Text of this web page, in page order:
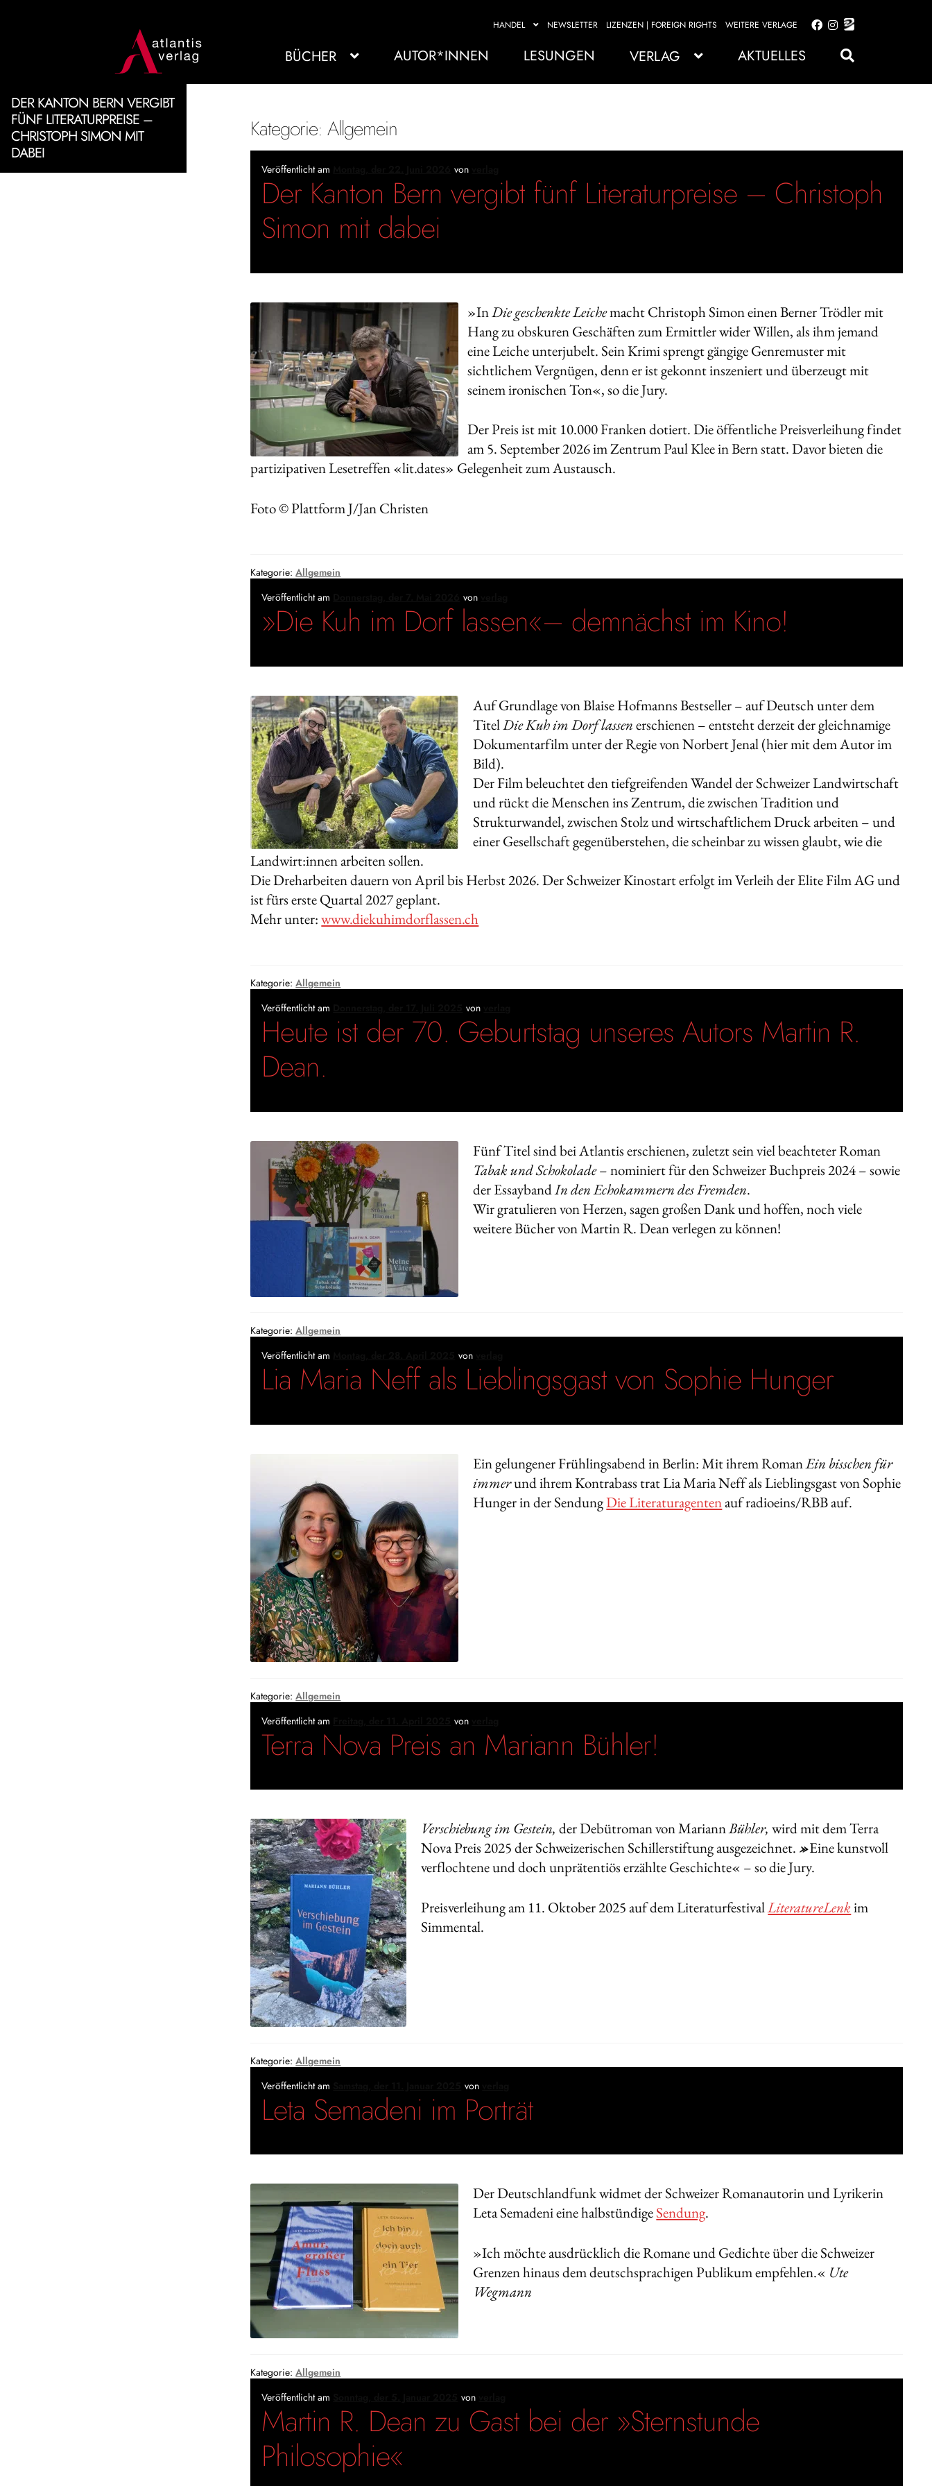
HANDEL NEWSLETTER LIZENZEN | FOREIGN RIGHTS WEITERE VERLAGE
Zur
springen
Zum
springen
BÜCHER AUTOR*INNEN LESUNGEN VERLAG AKTUELLES
DER KANTON BERN VERGIBT
FÜNF LITERATURPREISE –
CHRISTOPH SIMON MIT
DABEI
Kategorie:Allgemein
Veröffentlicht am von
Der Kanton Bern vergibt fünf Literaturpreise – Christoph
Simon mit dabei
»InDie geschenkte Leichemacht Christoph Simon einen Berner Trödler mit
Hang zu obskuren Geschäften zum Ermittler wider Willen, als ihm jemand
eine Leiche unterjubelt. Sein Krimi sprengt gängige Genremuster mit
sichtlichem Vergnügen, denn er ist gekonnt inszeniert und überzeugt mit
seinem ironischen Ton«, so die Jury.
Der Preis ist mit 10.000 Franken dotiert. Die öffentliche Preisverleihung findet
am 5. September 2026 im Zentrum Paul Klee in Bern statt. Davor bieten die
partizipativen Lesetreffen «lit.dates» Gelegenheit zum Austausch.
Foto © Plattform J/Jan Christen
Kategorie:Allgemein
Veröffentlicht am
von
»Die Kuh im Dorf lassen«– demnächst im Kino!
Auf Grundlage von Blaise Hofmanns Bestseller – auf Deutsch unter dem
TitelDie Kuh im Dorf lassenerschienen – entsteht derzeit der gleichnamige
Dokumentarfilm unter der Regie vonNorbert Jenal(hier mit dem Autor im
Bild).
Der Film beleuchtet den tiefgreifenden Wandel der Schweizer Landwirtschaft
und rückt die Menschen ins Zentrum, die zwischen Tradition und
Strukturwandel, zwischen Stolz und wirtschaftlichem Druck arbeiten – und
einer Gesellschaft gegenüberstehen, die scheinbar zu wissen glaubt, wie die
Landwirt:innen arbeiten sollen.
Die Dreharbeiten dauern von April bis Herbst 2026. Der Schweizer Kinostart erfolgt im Verleih der Elite Film AG und
ist fürs erste Quartal 2027 geplant.
Mehr unter:www.diekuhimdorflassen.ch
Kategorie:Allgemein
Veröffentlicht am
von
Heute ist der 70. Geburtstag unseres Autors Martin R.
Dean.
Fünf Titel sind bei Atlantis erschienen, zuletzt sein viel beachteter Roman
Tabak und Schokolade– nominiert für den Schweizer Buchpreis 2024 – sowie
der EssaybandIn den Echokammern des Fremden.
Wir gratulieren von Herzen, sagen großen Dank und hoffen, noch viele
weitere Bücher von Martin R. Dean verlegen zu können!
Kategorie:Allgemein
Veröffentlicht am
von
Lia Maria Neff als Lieblingsgast von Sophie Hunger
Ein gelungener Frühlingsabend in Berlin: Mit ihrem RomanEin bisschen für
immerund ihrem Kontrabass trat Lia Maria Neff als Lieblingsgast von Sophie
Hunger in der SendungDie Literaturagentenauf radioeins/RBB auf.
Kategorie:Allgemein
Veröffentlicht am
von
Terra Nova Preis an Mariann Bühler!
Verschiebung im Gestein, der Debütroman von MariannBühler,wird mit dem Terra
Nova Preis 2025 der Schweizerischen Schillerstiftung ausgezeichnet. »Eine kunstvoll
verflochtene und doch unprätentiös erzählte Geschichte« – so die Jury.
Preisverleihung am 11. Oktober 2025 auf dem LiteraturfestivalLiteratureLenkim
Simmental.
Kategorie:Allgemein
Veröffentlicht am
von
Leta Semadeni im Porträt
Der Deutschlandfunk widmet der Schweizer Romanautorin und Lyrikerin
Leta Semadeni eine halbstündigeSendung.
»Ich möchte ausdrücklich die Romane und Gedichte über die Schweizer
Grenzen hinaus dem deutschsprachigen Publikum empfehlen.« Ute
Wegmann
Kategorie:Allgemein
Veröffentlicht am
von
Martin R. Dean zu Gast bei der »Sternstunde
Philosophie«